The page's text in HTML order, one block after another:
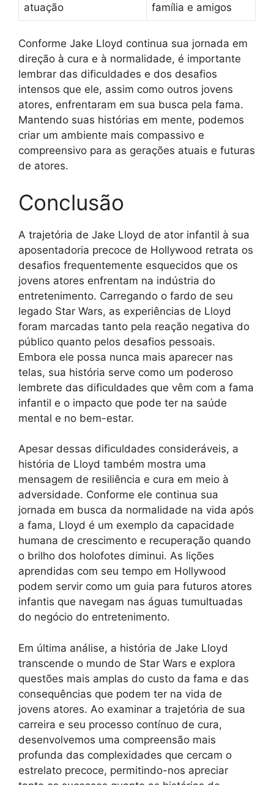
atuação
família e amigos
Conforme Jake Lloyd continua sua jornada em
direção à cura e à normalidade, é importante
lembrar das dificuldades e dos desafios
intensos que ele, assim como outros jovens
atores, enfrentaram em sua busca pela fama.
Mantendo suas histórias em mente, podemos
criar um ambiente mais compassivo e
compreensivo para as gerações atuais e futuras
de atores.
Conclusão
A trajetória de Jake Lloyd de ator infantil à sua
aposentadoria precoce de Hollywood retrata os
desafios frequentemente esquecidos que os
jovens atores enfrentam na indústria do
entretenimento. Carregando o fardo de seu
legado Star Wars, as experiências de Lloyd
foram marcadas tanto pela reação negativa do
público quanto pelos desafios pessoais.
Embora ele possa nunca mais aparecer nas
telas, sua história serve como um poderoso
lembrete das dificuldades que vêm com a fama
infantil e o impacto que pode ter na saúde
mental e no bem-estar.
Apesar dessas dificuldades consideráveis, a
história de Lloyd também mostra uma
mensagem de resiliência e cura em meio à
adversidade. Conforme ele continua sua
jornada em busca da normalidade na vida após
a fama, Lloyd é um exemplo da capacidade
humana de crescimento e recuperação quando
o brilho dos holofotes diminui. As lições
aprendidas com seu tempo em Hollywood
podem servir como um guia para futuros atores
infantis que navegam nas águas tumultuadas
do negócio do entretenimento.
Em última análise, a história de Jake Lloyd
transcende o mundo de Star Wars e explora
questões mais amplas do custo da fama e das
consequências que podem ter na vida de
jovens atores. Ao examinar a trajetória de sua
carreira e seu processo contínuo de cura,
desenvolvemos uma compreensão mais
profunda das complexidades que cercam o
estrelato precoce, permitindo-nos apreciar